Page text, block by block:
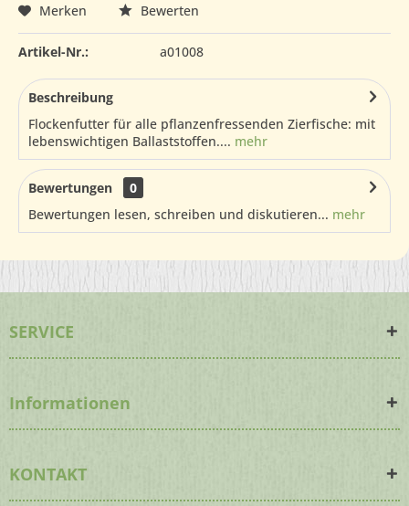
Merken Bewerten
Artikel-Nr.: a01008
Beschreibung
Flockenfutter für alle pflanzenfressenden Zierfische: mit
lebenswichtigen Ballaststoffen.... mehr
Bewertungen
0
Bewertungen lesen, schreiben und diskutieren... mehr
SERVICE
Informationen
KONTAKT